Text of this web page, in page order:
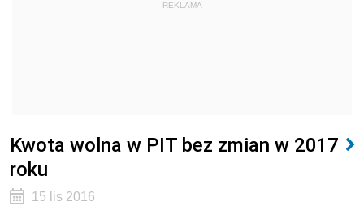
REKLAMA
Kwota wolna w PIT bez zmian w 2017
roku
15 lis 2016